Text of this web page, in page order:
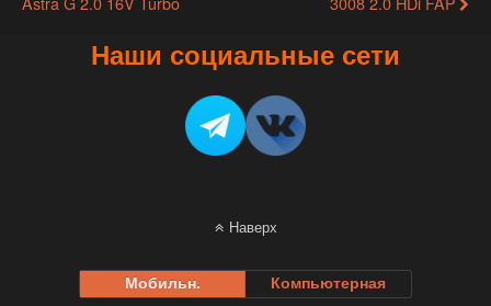
Наши социальные сети
Наверх
Мобильн. Компьютерная